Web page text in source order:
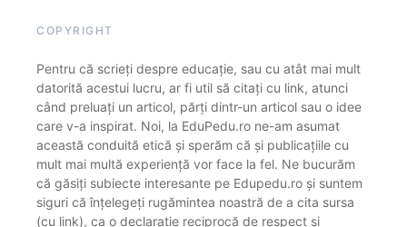
COPYRIGHT
Pentru că scrieți despre educație, sau cu atât mai mult
datorită acestui lucru, ar fi util să citați cu link, atunci
când preluați un articol, părți dintr-un articol sau o idee
care v-a inspirat. Noi, la EduPedu.ro ne-am asumat
această conduită etică și sperăm că și publicațiile cu
mult mai multă experiență vor face la fel. Ne bucurăm
că găsiți subiecte interesante pe Edupedu.ro și suntem
siguri că înțelegeți rugămintea noastră de a cita sursa
(cu link), ca o declarație reciprocă de respect și